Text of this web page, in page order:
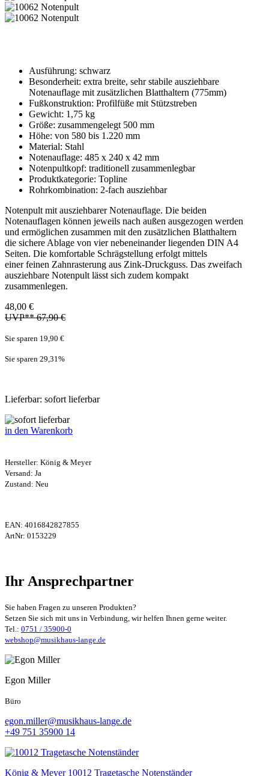
Ausführung: schwarz
Besonderheit: extra breite, sehr stabile ausziehbare
Notenauflage mit zusätzlichen Blatthaltern (775mm)
Fußkonstruktion: Profilfüße mit Stützstreben
Gewicht: 1,75 kg
Größe: zusammengelegt 500 mm
Höhe: von 580 bis 1.220 mm
Material: Stahl
Notenauflage: 485 x 240 x 42 mm
Notenpultkopf: traditionell zusammenlegbar
Produktkategorie: Topline
Rohrkombination: 2-fach ausziehbar
Notenpult mit ausziehbarer Notenauflage. Die beiden
Notenauflagen können jeweils nach außen ausgezogen werden
und ermöglichen zusammen mit den zusätzlichen Blatthaltern
die sichere Ablage von vier nebeneinander liegenden DIN A4
Seiten. Die komfortable Schrägstellung erfolgt mittels
einer feinen Zahnrasterung aus Zink-Druckguss. Das zweifach
ausziehbare Notenpult lässt sich zudem kompakt
zusammenlegen.
48,00 €
UVP** 67,90 €
Sie sparen 19,90 €
Sie sparen 29,31 %
Lieferbar: sofort lieferbar
in den Warenkorb
Hersteller: König & Meyer
Versand: Ja
Zustand: Neu
EAN: 4016842827855
ArtNr: 0153229
Ihr Ansprechpartner
Sie haben Fragen zu unseren Produkten?
Setzen Sie sich mit uns in Verbindung, wir helfen Ihnen gerne weiter.
Tel.: 0751 / 35900-0
webshop@musikhaus-lange.de
Egon Miller
Büro
egon.miller@musikhaus-lange.de
+49 751 35900 14
König & Meyer10012 Tragetasche Notenständer